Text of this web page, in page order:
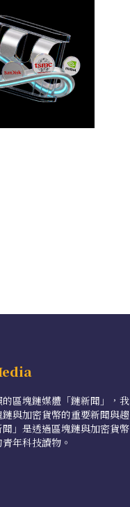
區塊鏈媒體「鏈新聞」，我
與加密貨幣的重要新聞與趨
」是透過區塊鏈與加密貨幣
年科技讀物。